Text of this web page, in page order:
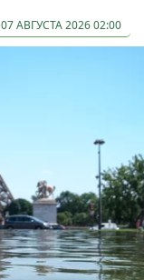
07 АВГУСТА 2026 02:00